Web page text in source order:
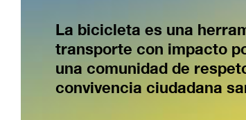
La bicicleta es una
transporte con impacto
una comunidad de
convivencia ciudadana